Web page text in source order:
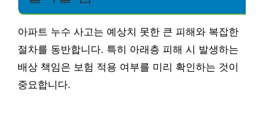
아파트 누수 사고는 예상치 못한 큰 피해와 복잡한
절차를 동반합니다. 특히 아래층 피해 시 발생하는
배상 책임은 보험 적용 여부를 미리 확인하는 것이
중요합니다.